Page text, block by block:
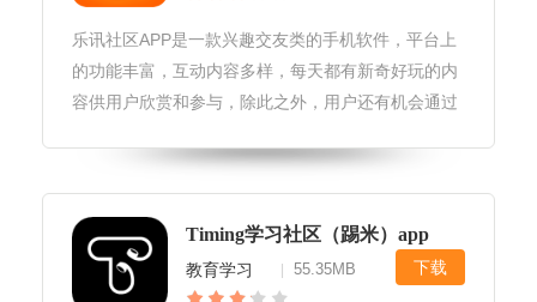
乐讯社区APP是一款兴趣交友类的手机软件，平台上
的功能丰富，互动内容多样，每天都有新奇好玩的内
容供用户欣赏和参与，除此之外，用户还有机会通过
加丰富多彩。感兴趣的小伙伴快来下载试试吧！
Timing学习社区（踢米）app
教育学习 55.35MB 下载